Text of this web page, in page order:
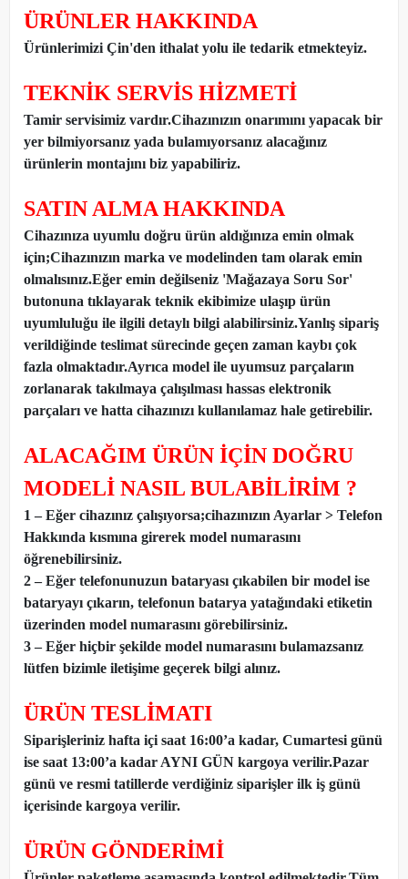
ÜRÜNLER HAKKINDA
Ürünlerimizi Çin'den ithalat yolu ile tedarik etmekteyiz.
TEKNİK SERVİS HİZMETİ
Tamir servisimiz vardır.Cihazınızın onarımını yapacak bir
yer bilmiyorsanız yada bulamıyorsanız alacağınız
ürünlerin montajını biz yapabiliriz.
SATIN ALMA HAKKINDA
Cihazınıza uyumlu doğru ürün aldığınıza emin olmak
için;Cihazınızın marka ve modelinden tam olarak emin
olmalısınız.Eğer emin değilseniz 'Mağazaya Soru Sor'
butonuna tıklayarak teknik ekibimize ulaşıp ürün
uyumluluğu ile ilgili detaylı bilgi alabilirsiniz.Yanlış sipariş
verildiğinde teslimat sürecinde geçen zaman kaybı çok
fazla olmaktadır.Ayrıca model ile uyumsuz parçaların
zorlanarak takılmaya çalışılması hassas elektronik
parçaları ve hatta cihazınızı kullanılamaz hale getirebilir.
ALACAĞIM ÜRÜN İÇİN DOĞRU
MODELİ NASIL BULABİLİRİM ?
1 – Eğer cihazınız çalışıyorsa;cihazınızın Ayarlar > Telefon
Hakkında kısmına girerek model numarasını
öğrenebilirsiniz.
2 – Eğer telefonunuzun bataryası çıkabilen bir model ise
bataryayı çıkarın, telefonun batarya yatağındaki etiketin
üzerinden model numarasını görebilirsiniz.
3 – Eğer hiçbir şekilde model numarasını bulamazsanız
lütfen bizimle iletişime geçerek bilgi alınız.
ÜRÜN TESLİMATI
Siparişleriniz hafta içi saat 16:00’a kadar, Cumartesi günü
ise saat 13:00’a kadar AYNI GÜN kargoya verilir.Pazar
günü ve resmi tatillerde verdiğiniz siparişler ilk iş günü
içerisinde kargoya verilir.
ÜRÜN GÖNDERİMİ